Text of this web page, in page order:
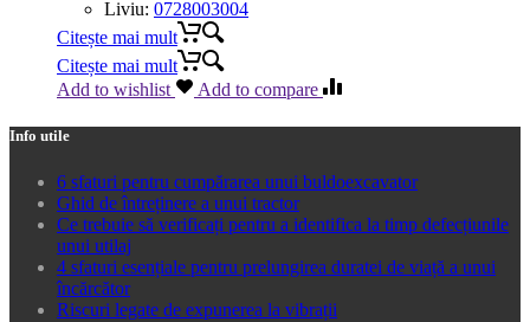
Liviu: 0728003004
Citește mai mult
Citește mai mult
Add to wishlist
Add to compare
Info utile
6 sfaturi pentru cumpărarea unui buldoexcavator
Ghid de întreținere a unui tractor
Ce trebuie să verificați pentru a identifica la timp defecțiunile
unui utilaj
4 sfaturi esențiale pentru prelungirea duratei de viață a unui
încărcător
Riscuri legate de expunerea la vibrații